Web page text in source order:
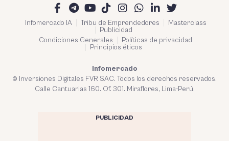
Infomercado IA Tribu de Emprendedores
Masterclass
Publicidad
Condiciones Generales
Políticas de privacidad
Principios éticos
Infomercado
© Inversiones Digitales FVR SAC. Todos los derechos reservados.
Calle Cantuarias 160. Of. 301. Miraflores, Lima-Perú.
PUBLICIDAD